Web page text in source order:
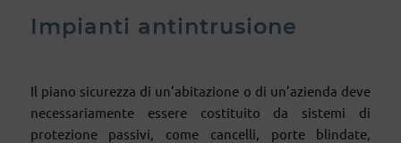
Impianti antintrusione
Il piano sicurezza di un’abitazione o di un’azienda deve
necessariamente essere costituito da sistemi di
protezione passivi, come cancelli, porte blindate,